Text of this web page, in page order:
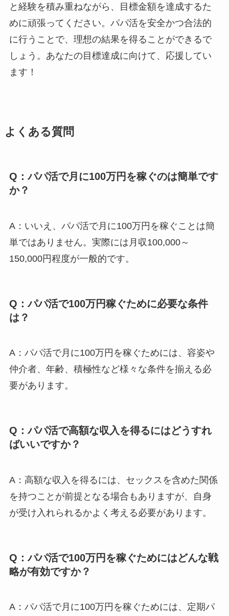
と経験を積み重ねながら、目標金額を達成するた
めに頑張ってください。パパ活を安全かつ合法的
に行うことで、理想の結果を得ることができるで
しょう。あなたの目標達成に向けて、応援してい
ます！
よくある質問
Q：パパ活で月に100万円を稼ぐのは簡単です
か？
A：いいえ、パパ活で月に100万円を稼ぐことは簡
単ではありません。実際には月収100,000～
150,000円程度が一般的です。
Q：パパ活で100万円稼ぐために必要な条件
は？
A：パパ活で月に100万円を稼ぐためには、容姿や
仲介者、年齢、積極性など様々な条件を揃える必
要があります。
Q：パパ活で高額な収入を得るにはどうすれ
ばいいですか？
A：高額な収入を得るには、セックスを含めた関係
を持つことが前提となる場合もありますが、自身
が受け入れられるかよく考える必要があります。
Q：パパ活で100万円を稼ぐためにはどんな戦
略が有効ですか？
A：パパ活で月に100万円を稼ぐためには、定期パ